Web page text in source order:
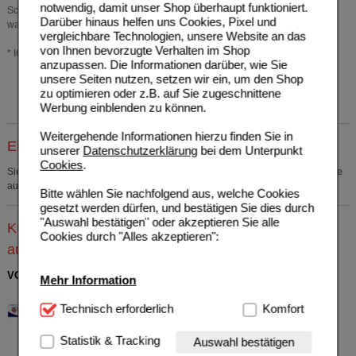
notwendig, damit unser Shop überhaupt funktioniert.
Darüber hinaus helfen uns Cookies, Pixel und
vergleichbare Technologien, unsere Website an das
von Ihnen bevorzugte Verhalten im Shop
anzupassen. Die Informationen darüber, wie Sie
unsere Seiten nutzen, setzen wir ein, um den Shop
zu optimieren oder z.B. auf Sie zugeschnittene
Werbung einblenden zu können.
Weitergehende Informationen hierzu finden Sie in
unserer Datenschutzerklärungbei dem Unterpunkt
Cookies.
Bitte wählen Sie nachfolgend aus, welche Cookies
gesetzt werden dürfen, und bestätigen Sie dies durch
"Auswahl bestätigen" oder akzeptieren Sie alle
Cookies durch "Alles akzeptieren":
Mehr Information
Technisch Notwendig:Hierbei handelt es sich um
Website notwendig sind (z.B. Navigation, Warenkorb,
Kundenkonto), weshalb auf diese nicht verzichtet
Technisch erforderlich Komfort
Statistik & Tracking Auswahl bestätigen
Schmerzen oder Vereiterungen, ist ein Zahnarztbesuch unbedingt
wahrzunehmen.
* IQVIA 05/2020 nach Umsatz und Absatz Stomatologika
Einkaufsliste auswählen
Sie müssen sich anmelden
um den ausgewählten Artikel in eine Einkaufsliste
aufzunehmen.
Kunden, die dieses Produkt gekauft haben, kauften
auch
VOLTAREN Schmerzgel forte 23,2 mg/g
11240397
Sie sparen 11,46 €